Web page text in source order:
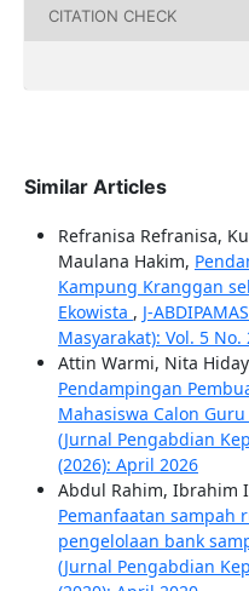
CITATION CHECK
Similar Articles
Refranisa Refranisa,
Maulana Hakim,
Kampung Kranggan
Ekowista , J-
Masyarakat): Vol. 5 No.
Attin Warmi, Nita
Pendampingan
Mahasiswa Calon
(Jurnal Pengabdian
(2026): April 2026
Abdul Rahim, Ibrahim
Pemanfaatan sampah
pengelolaan bank
(Jurnal Pengabdian